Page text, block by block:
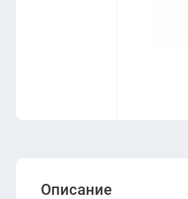
Описание